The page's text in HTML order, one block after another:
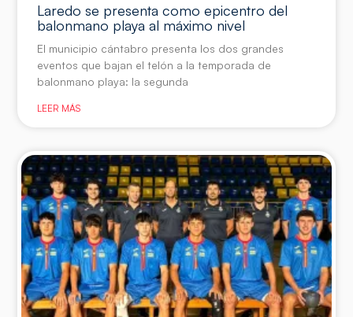
Laredo se presenta como epicentro del
balonmano playa al máximo nivel
El municipio cántabro presenta los dos grandes
eventos que bajan el telón a la temporada de
balonmano playa: la segunda
LEER MÁS